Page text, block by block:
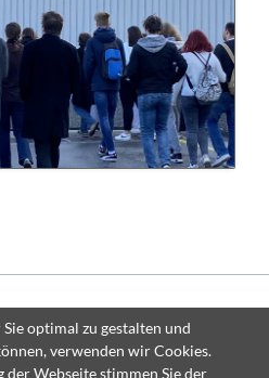
optimal zu gestalten und
verwenden wir Cookies.
Webseite stimmen Sie der